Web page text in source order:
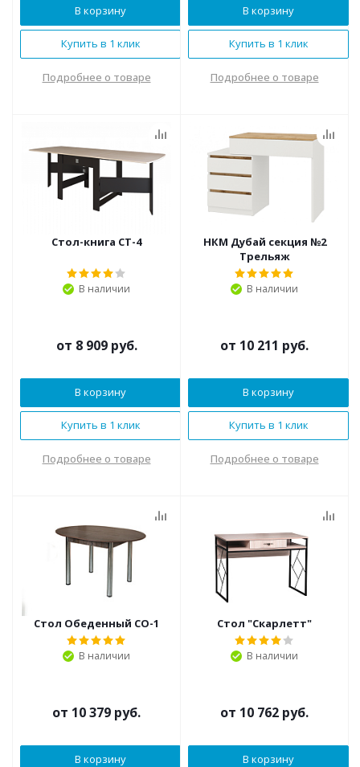
В корзину
Купить в 1 клик
Подробнее о товаре
В корзину
Купить в 1 клик
Подробнее о товаре
Стол-книга СТ-4
В наличии
от 8 909 руб.
В корзину
Купить в 1 клик
Подробнее о товаре
НКМ Дубай секция №2
Трельяж
В наличии
от 10 211 руб.
В корзину
Купить в 1 клик
Подробнее о товаре
Стол Обеденный СО-1
В наличии
от 10 379 руб.
В корзину
Стол "Скарлетт"
В наличии
от 10 762 руб.
В корзину